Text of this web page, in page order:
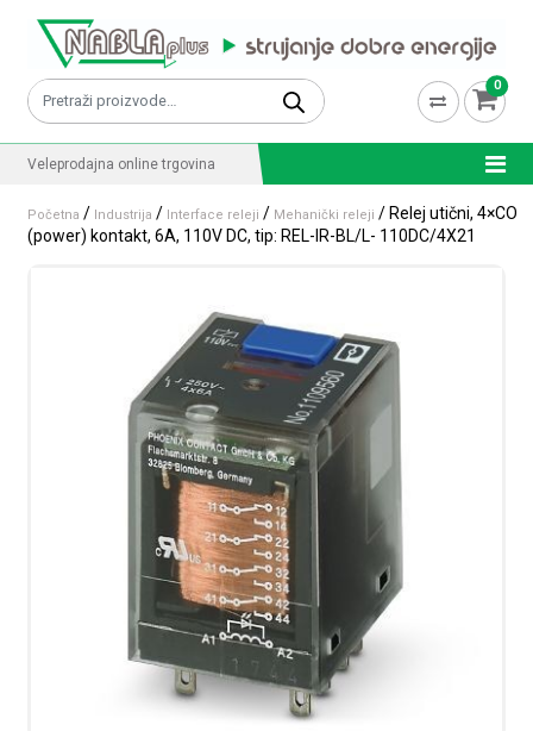
Pretraži: 0
Veleprodajna online trgovina
Početna / Industrija / Interface releji / Mehanički releji / Relej utični, 4×CO
(power) kontakt, 6A, 110V DC, tip: REL-IR-BL/L- 110DC/4X21